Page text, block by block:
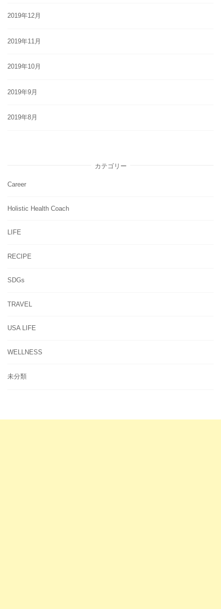
2019年12月
2019年11月
2019年10月
2019年9月
2019年8月
カテゴリー
Career
Holistic Health Coach
LIFE
RECIPE
SDGs
TRAVEL
USA LIFE
WELLNESS
未分類